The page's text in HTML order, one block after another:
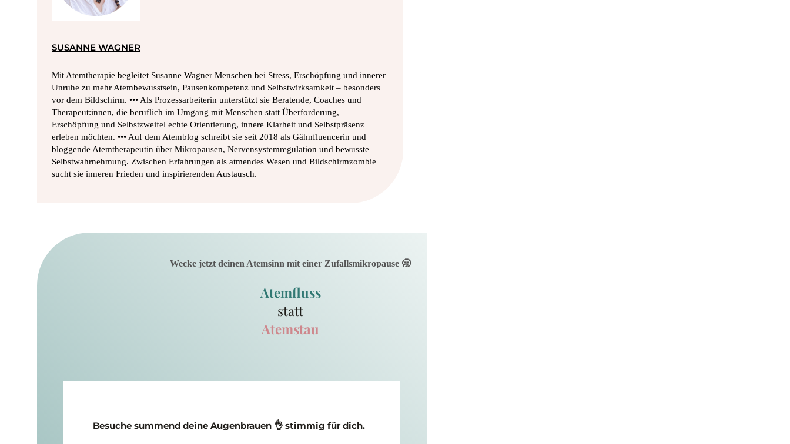
SUSANNE WAGNER
Mit Atemtherapie begleitet Susanne Wagner Menschen bei Stress, Erschöpfung und innerer
Unruhe zu mehr Atembewusstsein, Pausenkompetenz und Selbstwirksamkeit – besonders
vor dem Bildschirm. ••• Als Prozessarbeiterin unterstützt sie Beratende, Coaches und
Therapeut:innen, die beruflich im Umgang mit Menschen statt Überforderung,
Erschöpfung und Selbstzweifel echte Orientierung, innere Klarheit und Selbstpräsenz
erleben möchten. ••• Auf dem Atemblog schreibt sie seit 2018 als Gähnfluencerin und
bloggende Atemtherapeutin über Mikropausen, Nervensystemregulation und bewusste
Selbstwahrnehmung. Zwischen Erfahrungen als atmendes Wesen und Bildschirmzombie
sucht sie inneren Frieden und inspirierenden Austausch.
Wecke jetzt deinen Atemsinn mit einer Zufallsmikropause 🥱
Atemfluss
statt
Atemstau
Besuche summend deine Augen­brauen 👌 stimmig für dich.